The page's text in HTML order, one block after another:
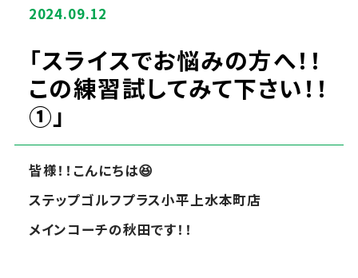
2024.09.12
「スライスでお悩みの方へ！！
この練習試してみて下さい！！
①」
皆様！！こんにちは😆
ステップゴルフプラス小平上水本町店
メインコーチの秋田です！！